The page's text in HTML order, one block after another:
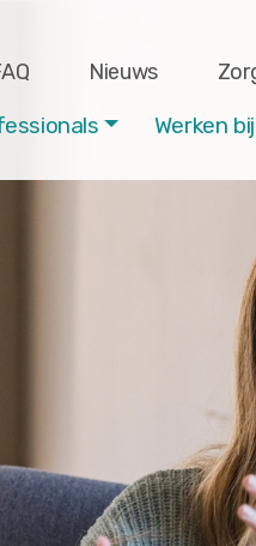
Nieuws
Werken